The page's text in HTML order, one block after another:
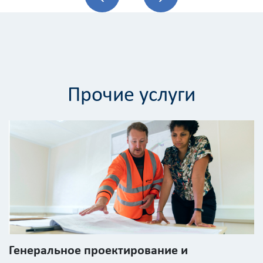
Прочие услуги
Генеральное проектирование и
Получить
детальный
код